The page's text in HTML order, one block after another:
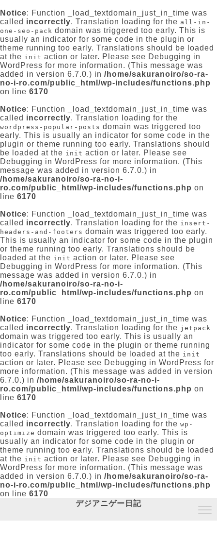
Notice: Function _load_textdomain_just_in_time was
called incorrectly. Translation loading for the all-in-
one-seo-pack domain was triggered too early. This is
usually an indicator for some code in the plugin or
theme running too early. Translations should be loaded
at the init action or later. Please see Debugging in
WordPress for more information. (This message was
added in version 6.7.0.) in /home/sakuranoiro/so-ra-
no-i-ro.com/public_html/wp-includes/functions.php
on line 6170
Notice: Function _load_textdomain_just_in_time was
called incorrectly. Translation loading for the
wordpress-popular-posts domain was triggered too
early. This is usually an indicator for some code in the
plugin or theme running too early. Translations should
be loaded at the init action or later. Please see
Debugging in WordPress for more information. (This
message was added in version 6.7.0.) in
/home/sakuranoiro/so-ra-no-i-
ro.com/public_html/wp-includes/functions.php on
line 6170
Notice: Function _load_textdomain_just_in_time was
called incorrectly. Translation loading for the insert-
headers-and-footers domain was triggered too early.
This is usually an indicator for some code in the plugin
or theme running too early. Translations should be
loaded at the init action or later. Please see
Debugging in WordPress for more information. (This
message was added in version 6.7.0.) in
/home/sakuranoiro/so-ra-no-i-
ro.com/public_html/wp-includes/functions.php on
line 6170
Notice: Function _load_textdomain_just_in_time was
called incorrectly. Translation loading for the jetpack
domain was triggered too early. This is usually an
indicator for some code in the plugin or theme running
too early. Translations should be loaded at the init
action or later. Please see Debugging in WordPress for
more information. (This message was added in version
6.7.0.) in /home/sakuranoiro/so-ra-no-i-
ro.com/public_html/wp-includes/functions.php on
line 6170
Notice: Function _load_textdomain_just_in_time was
called incorrectly. Translation loading for the wp-
optimize domain was triggered too early. This is
usually an indicator for some code in the plugin or
theme running too early. Translations should be loaded
at the init action or later. Please see Debugging in
WordPress for more information. (This message was
added in version 6.7.0.) in /home/sakuranoiro/so-ra-
no-i-ro.com/public_html/wp-includes/functions.php
on line 6170
デジアニゲー日記